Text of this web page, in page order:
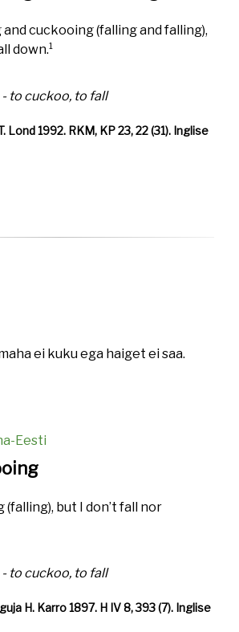
cuckooing (falling and falling),
down.1
- to cuckoo, to fall
Lond 1992. RKM, KP 23, 22 (31). Inglise
ei kuku ega haiget ei saa.
Eesti
(falling), but I don’t fall nor
- to cuckoo, to fall
H. Karro 1897. H IV 8, 393 (7). Inglise